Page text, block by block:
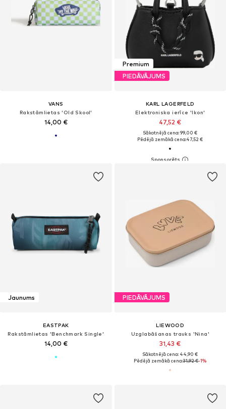
VANS
Rakstāmlietas 'Old Skool'
14,00 €
Premium
PIEDĀVĀJUMS
KARL LAGERFELD
Elektroniska ierīce 'Ikon'
47,52 €
Sākotnējā cena: 99,00 €
Pēdējā zemākā cena:47,52 €
Jaunums
EASTPAK
Rakstāmlietas 'Benchmark Single'
14,00 €
PIEDĀVĀJUMS
LIEWOOD
Uzglabāšanas trauks 'Nina'
31,43 €
Sākotnējā cena: 44,90 €
Pēdējā zemākā cena:31,92 €-1%